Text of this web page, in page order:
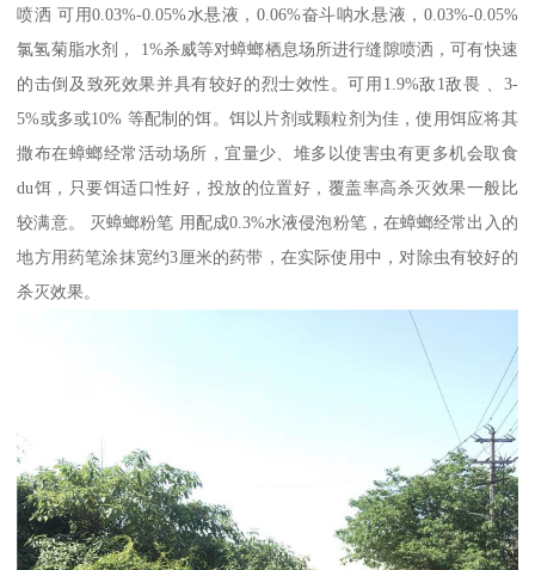
喷洒 可用0.03%-0.05%水悬液，0.06%奋斗呐水悬液，0.03%-0.05%
氯氢菊脂水剂， 1%杀威等对蟑螂栖息场所进行缝隙喷洒，可有快速
的击倒及致死效果并具有较好的烈士效性。可用1.9%敌1敌畏 、3-
5%或多或10% 等配制的饵。饵以片剂或颗粒剂为佳，使用饵应将其
撒布在蟑螂经常活动场所，宜量少、堆多以使害虫有更多机会取食
du饵，只要饵适口性好，投放的位置好，覆盖率高杀灭效果一般比
较满意。 灭蟑螂粉笔 用配成0.3%水液侵泡粉笔，在蟑螂经常出入的
地方用药笔涂抹宽约3厘米的药带，在实际使用中，对除虫有较好的
杀灭效果。